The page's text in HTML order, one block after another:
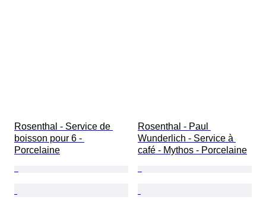
Rosenthal - Service de
boisson pour 6 -
Porcelaine
Rosenthal - Paul
Wunderlich - Service à
café - Mythos - Porcelaine